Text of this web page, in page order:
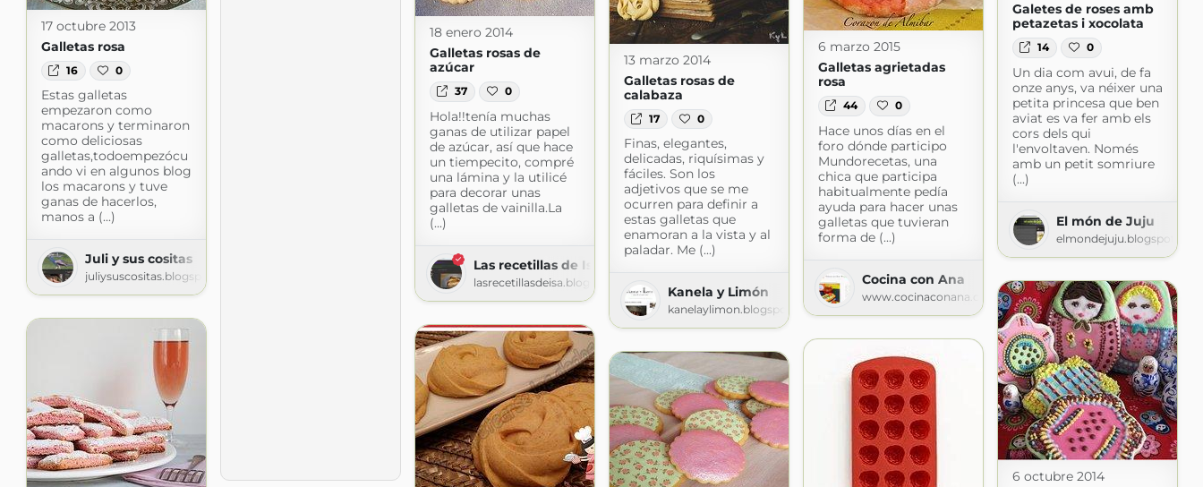
Galetes de roses amb
petazetas i xocolata
14 0
Un dia com avui, de fa
onze anys, va néixer una
petita princesa que ben
aviat es va fer amb els
cors dels qui
l'envoltaven. Només
amb un petit somriure
(...)
El món de Juju
elmondejuju.blogspot.com
17 octubre 2013
Galletas rosa
16 0
Estas galletas
empezaron como
macarons y terminaron
como deliciosas
galletas,todoempezócu
ando vi en algunos blog
los macarons y tuve
ganas de hacerlos,
manos a (...)
Juli y sus cositas
juliysuscositas.blogspot.com
18 enero 2014
Galletas rosas de
azúcar
37 0
Hola!!tenía muchas
ganas de utilizar papel
de azúcar, así que hace
un tiempecito, compré
una lámina y la utilicé
para decorar unas
galletas de vainilla.La
(...)
Las recetillas de Isa
lasrecetillasdeisa.blogspot.com
6 marzo 2015
Galletas agrietadas
rosa
44 0
Hace unos días en el
foro dónde participo
Mundorecetas, una
chica que participa
habitualmente pedía
ayuda para hacer unas
galletas que tuvieran
forma de (...)
Cocina con Ana
www.cocinaconana.com
13 marzo 2014
Galletas rosas de
calabaza
17 0
Finas, elegantes,
delicadas, riquísimas y
fáciles. Son los
adjetivos que se me
ocurren para definir a
estas galletas que
enamoran a la vista y al
paladar. Me (...)
Kanela y Limón
kanelaylimon.blogspot.com
6 octubre 2014